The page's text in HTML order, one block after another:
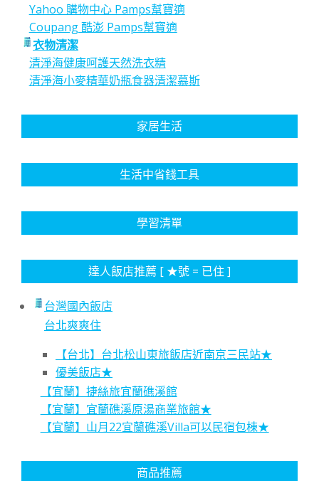
Yahoo 購物中心 Pamps幫寶適
Coupang 酷澎 Pamps幫寶適
衣物清潔
清淨海健康呵護天然洗衣精
清淨海小麥精華奶瓶食器清潔慕斯
家居生活
生活中省錢工具
學習清單
達人飯店推薦 [ ★號 = 已住 ]
台灣國內飯店
台北爽爽住
【台北】台北松山東旅飯店近南京三民站★
優美飯店★
【宜蘭】捷絲旅宜蘭礁溪館
【宜蘭】宜蘭礁溪原湯商業旅館★
【宜蘭】山月22宜蘭礁溪Villa可以民宿包棟★
商品推薦